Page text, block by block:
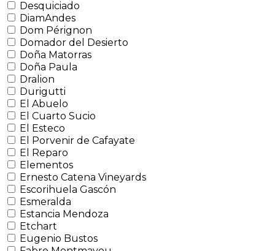
Desquiciado
DiamAndes
Dom Pérignon
Domador del Desierto
Doña Matorras
Doña Paula
Dralion
Durigutti
El Abuelo
El Cuarto Sucio
El Esteco
El Porvenir de Cafayate
El Reparo
Elementos
Ernesto Catena Vineyards
Escorihuela Gascón
Esmeralda
Estancia Mendoza
Etchart
Eugenio Bustos